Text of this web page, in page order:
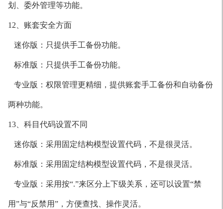
划、委外管理等功能。
12、账套安全方面
迷你版：只提供手工备份功能。
标准版：只提供手工备份功能。
专业版：权限管理更精细，提供账套手工备份和自动备份
两种功能。
13、科目代码设置不同
迷你版：采用固定结构模型设置代码，不是很灵活。
标准版：采用固定结构模型设置代码，不是很灵活。
专业版：采用按“.”来区分上下级关系，还可以设置“禁
用”与“反禁用”，方便查找、操作灵活。